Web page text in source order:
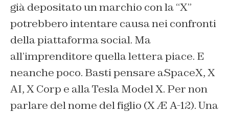
già depositato un marchio con la “X”
potrebbero intentare causa nei confronti
della piattaforma social. Ma
all’imprenditore quella lettera piace. E
neanche poco. Basti pensare aSpaceX, X
AI, X Corp e alla Tesla Model X. Per non
parlare del nome del figlio (X Æ A-12). Una